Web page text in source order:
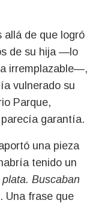
allá de que logró
de su hija —lo
irremplazable—,
vulnerado su
Parque,
garantía.
una pieza
tenido un
plata. Buscaban
Una frase que